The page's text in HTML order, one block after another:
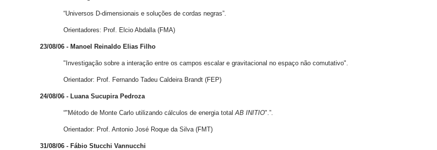
“Universos D-dimensionais e soluções de cordas negras”.
Orientadores: Prof. Elcio Abdalla (FMA)
23/08/06 - Manoel Reinaldo Elias Filho
"Investigação sobre a interação entre os campos escalar e gravitacional no espaço não comutativo".
Orientador: Prof. Fernando Tadeu Caldeira Brandt (FEP)
24/08/06 - Luana Sucupira Pedroza
“"Método de Monte Carlo utilizando cálculos de energia totalAB INITIO".”.
Orientador: Prof. Antonio José Roque da Silva (FMT)
31/08/06 - Fábio Stucchi Vannucchi